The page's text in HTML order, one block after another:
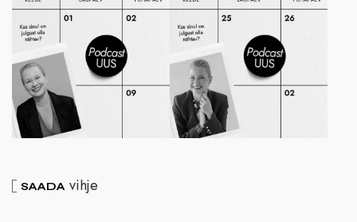
SAADA vihje